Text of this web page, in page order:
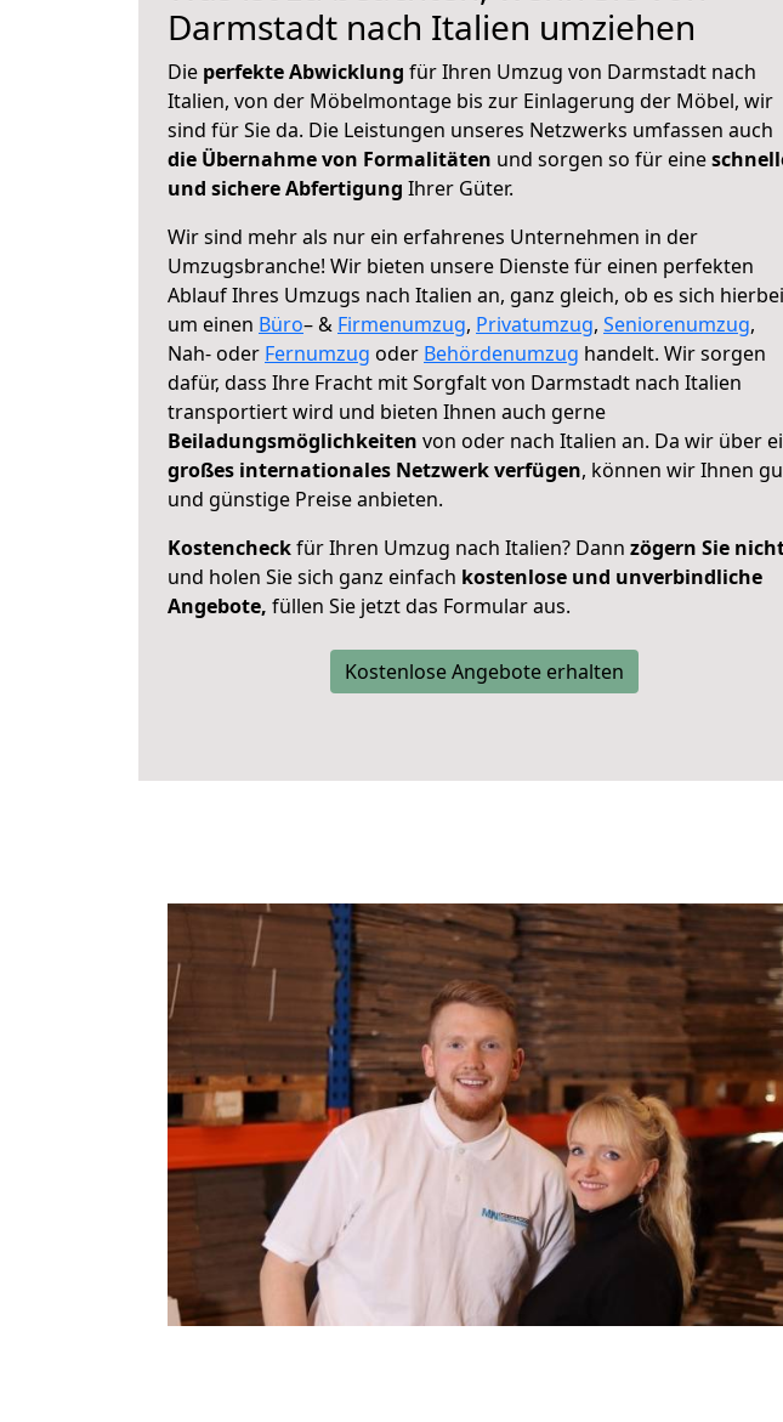
Darmstadt nach Italien umziehen
Die perfekte Abwicklung für Ihren Umzug von Darmstadt nach
Italien, von der Möbelmontage bis zur Einlagerung der Möbel, wir
sind für Sie da. Die Leistungen unseres Netzwerks umfassen auch
die Übernahme von Formalitäten und sorgen so für eine
und sichere Abfertigung Ihrer Güter.
Wir sind mehr als nur ein erfahrenes Unternehmen in der
Umzugsbranche! Wir bieten unsere Dienste für einen perfekten
Ablauf Ihres Umzugs nach Italien an, ganz gleich, ob es sich hierbei
um einen Büro– & Firmenumzug, Privatumzug, Seniorenumzug,
Nah- oder Fernumzug oder Behördenumzug handelt. Wir sorgen
dafür, dass Ihre Fracht mit Sorgfalt von Darmstadt nach Italien
transportiert wird und bieten Ihnen auch gerne
Beiladungsmöglichkeiten von oder nach Italien an. Da wir über
großes internationales Netzwerk verfügen, können wir Ihnen
und günstige Preise anbieten.
Kostencheckfür Ihren Umzug nach Italien? Dann zögern Sie
und holen Sie sich ganz einfach kostenlose und unverbindliche
Angebote, füllen Sie jetzt das Formular aus.
Kostenlose Angebote erhalten